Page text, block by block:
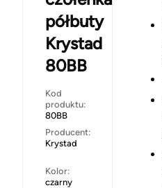
półbuty
Krystad
80BB
Kod
produktu:
80BB
Producent:
Krystad
Kolor:
czarny